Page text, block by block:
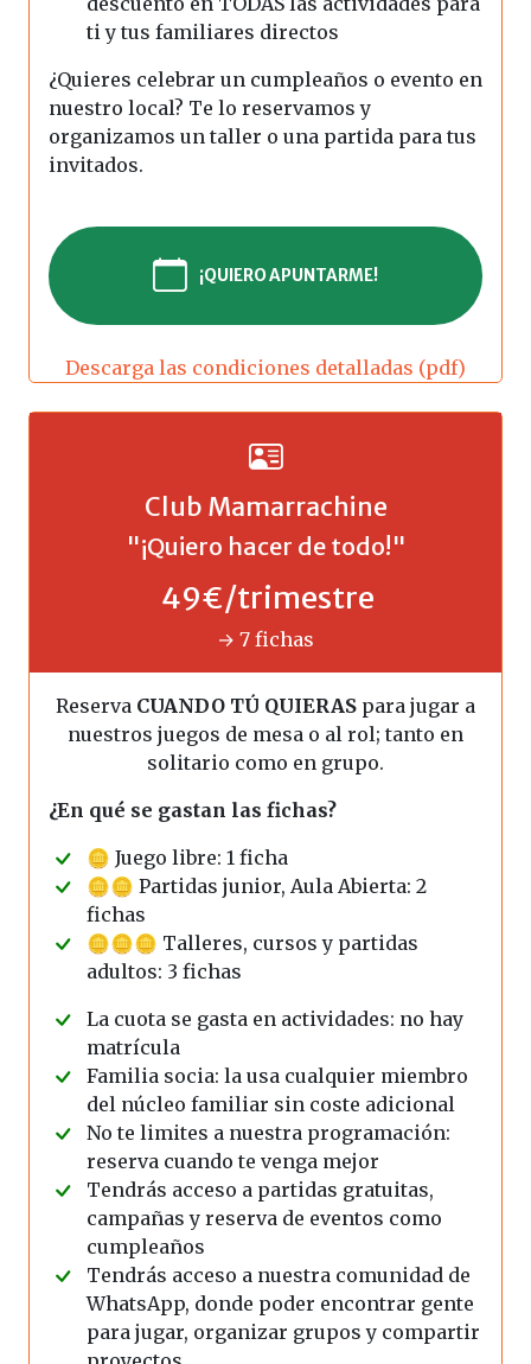
ti y tus familiares directos
¿Quieres celebrar un cumpleaños o evento en
nuestro local? Te lo reservamos y
organizamos un taller o una partida para tus
invitados.
¡QUIERO APUNTARME!
Descarga las condiciones detalladas (pdf)
Club Mamarrachine
"¡Quiero hacer de todo!"
49€/trimestre
→ 7 fichas
Reserva CUANDO TÚ QUIERAS para jugar a
nuestros juegos de mesa o al rol; tanto en
solitario como en grupo.
¿En qué se gastan las fichas?
🪙 Juego libre: 1 ficha
🪙🪙 Partidas junior, Aula Abierta: 2
fichas
🪙🪙🪙 Talleres, cursos y partidas
adultos: 3 fichas
La cuota se gasta en actividades: no hay
matrícula
Familia socia: la usa cualquier miembro
del núcleo familiar sin coste adicional
No te limites a nuestra programación:
reserva cuando te venga mejor
Tendrás acceso a partidas gratuitas,
campañas y reserva de eventos como
cumpleaños
Tendrás acceso a nuestra comunidad de
WhatsApp, donde poder encontrar gente
para jugar, organizar grupos y compartir